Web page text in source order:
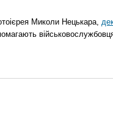
Миколи Нецькара,